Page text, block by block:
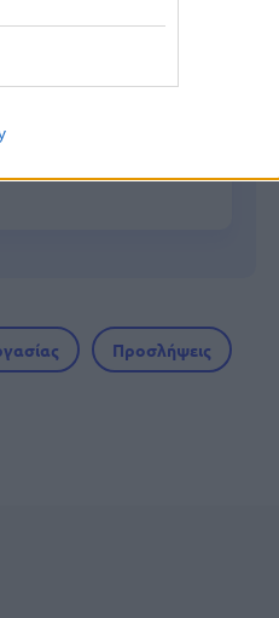
οι αιτήσεις
Προσλήψεις